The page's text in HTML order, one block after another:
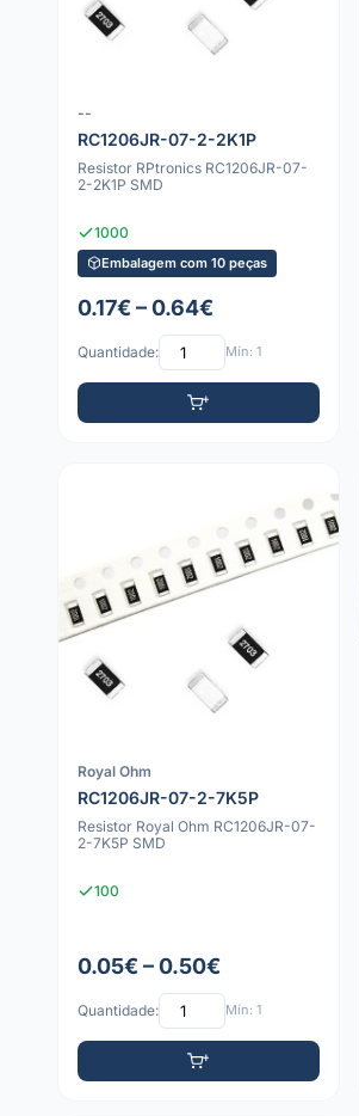
--
RC1206JR-07-2-2K1P
Resistor RPtronics RC1206JR-07-
2-2K1P SMD
1000
Embalagem com 10 peças
0.17€ – 0.64€
Quantidade: Mín: 1
Royal Ohm
RC1206JR-07-2-7K5P
Resistor Royal Ohm RC1206JR-07-
2-7K5P SMD
100
0.05€ – 0.50€
Quantidade: Mín: 1